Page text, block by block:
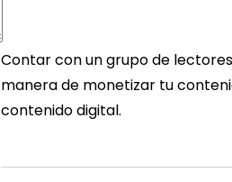
Contar con un grupo de
manera de monetizar tu
contenido digital.